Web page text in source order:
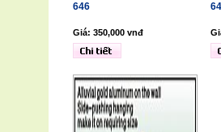
646
Giá: 350,000 vnđ